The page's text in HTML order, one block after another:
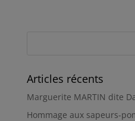
Articles récents
Marguerite MARTIN dite
Hommage aux sapeurs-